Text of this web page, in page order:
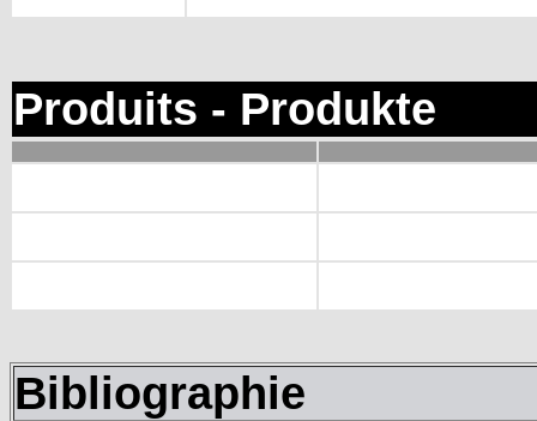
Produits - Produkte
Bibliographie